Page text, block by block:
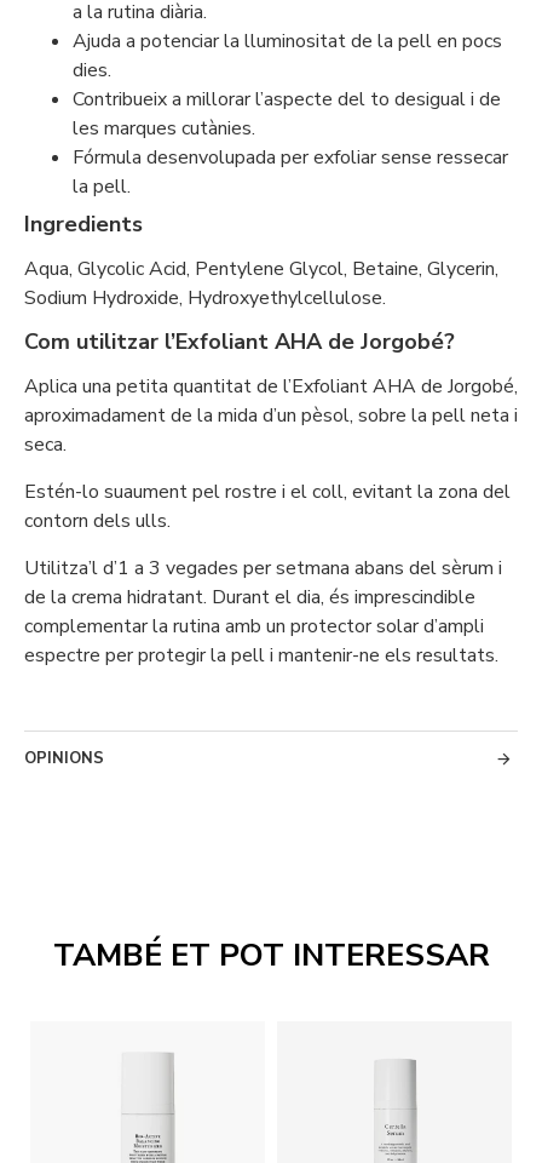
TAMBÉ ET POT INTERESSAR
a la rutina diària.
Ajuda a potenciar la lluminositat de la pell en pocs
dies.
Contribueix a millorar l’aspecte del to desigual i de
les marques cutànies.
Fórmula desenvolupada per exfoliar sense ressecar
la pell.
Ingredients
Aqua, Glycolic Acid, Pentylene Glycol, Betaine, Glycerin,
Sodium Hydroxide, Hydroxyethylcellulose.
Com utilitzar l’Exfoliant AHA de Jorgobé?
Aplica una petita quantitat de l’Exfoliant AHA de Jorgobé,
aproximadament de la mida d’un pèsol, sobre la pell neta i
seca.
Estén-lo suaument pel rostre i el coll, evitant la zona del
contorn dels ulls.
Utilitza’l d’1 a 3 vegades per setmana abans del sèrum i
de la crema hidratant. Durant el dia, és imprescindible
complementar la rutina amb un protector solar d’ampli
espectre per protegir la pell i mantenir-ne els resultats.
OPINIONS